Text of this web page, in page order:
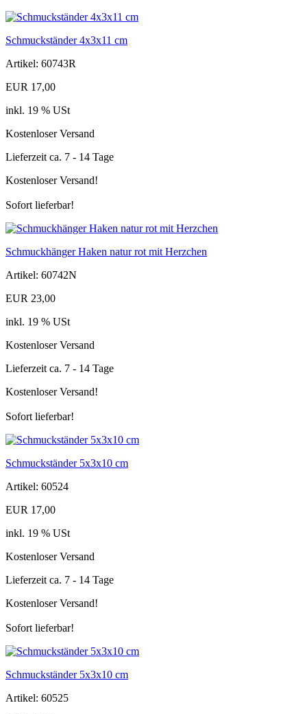
Schmuckständer 4x3x11 cm
Artikel: 60743R
EUR 17,00
inkl. 19 % USt
Kostenloser Versand
Lieferzeit ca. 7 - 14 Tage
Kostenloser Versand!
Sofort lieferbar!
Schmuckhänger Haken natur rot mit Herzchen
Artikel: 60742N
EUR 23,00
inkl. 19 % USt
Kostenloser Versand
Lieferzeit ca. 7 - 14 Tage
Kostenloser Versand!
Sofort lieferbar!
Schmuckständer 5x3x10 cm
Artikel: 60524
EUR 17,00
inkl. 19 % USt
Kostenloser Versand
Lieferzeit ca. 7 - 14 Tage
Kostenloser Versand!
Sofort lieferbar!
Schmuckständer 5x3x10 cm
Artikel: 60525